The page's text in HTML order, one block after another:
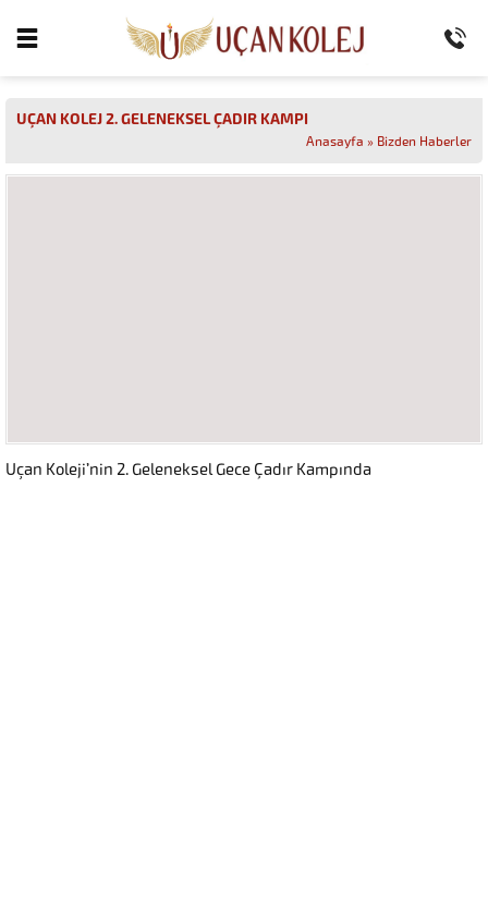
UÇAN KOLEJ 2. GELENEKSEL ÇADIR KAMPI
Anasayfa » Bizden Haberler
Uçan Koleji’nin 2. Geleneksel Gece Çadır Kampında